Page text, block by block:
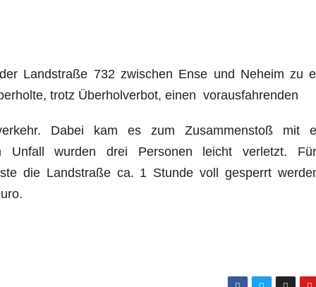
Landstraße 732 zwischen Ense und Neheim zu
trotz Überholverbot, einen vorausfahrenden
Dabei kam es zum Zusammenstoß mit
Unfall wurden drei Personen leicht verletzt.
die Landstraße ca. 1 Stunde voll gesperrt